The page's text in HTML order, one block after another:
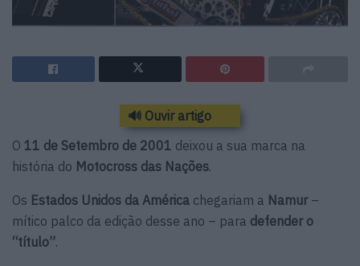
🔊 Ouvir artigo
O 11 de Setembro de 2001 deixou a sua marca na
história do Motocross das Nações.
Os Estados Unidos da América chegariam a Namur–
mítico palco da edição desse ano – para defender o
“título”.